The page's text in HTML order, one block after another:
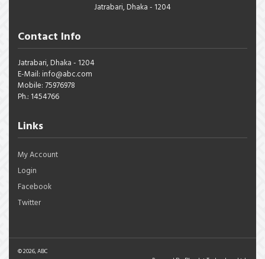
Jatrabari, Dhaka - 1204
Contact Info
Jatrabari, Dhaka - 1204
E-Mail: info@abc.com
Mobile: 75976978
Ph.: 1454766
Links
My Account
Login
Facebook
Twitter
© 2026, ABC